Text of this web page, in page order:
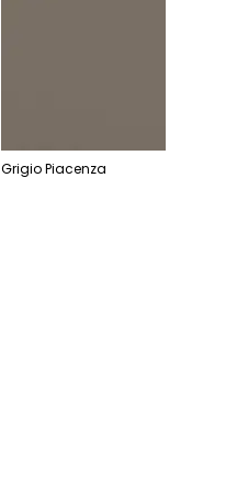
Grigio Piacenza